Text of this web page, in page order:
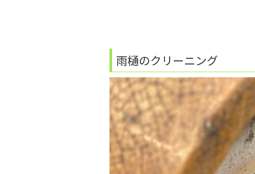
雨樋のクリーニング